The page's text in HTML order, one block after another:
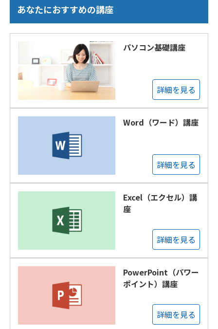
あなたにおすすめの講座
パソコン基礎講座
詳細を見る
Word（ワード）講座
詳細を見る
Excel（エクセル）講
座
詳細を見る
PowerPoint（パワー
ポイント）講座
詳細を見る